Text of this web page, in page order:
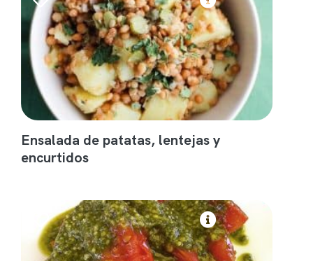
Ensalada de patatas, lentejas y
encurtidos